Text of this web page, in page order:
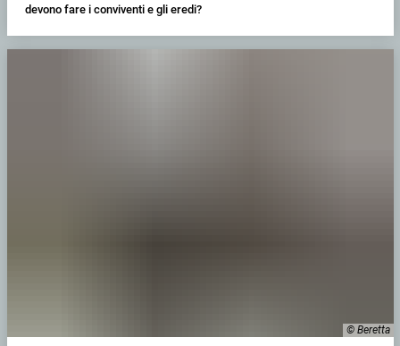
devono fare i conviventi e gli eredi?
© Beretta